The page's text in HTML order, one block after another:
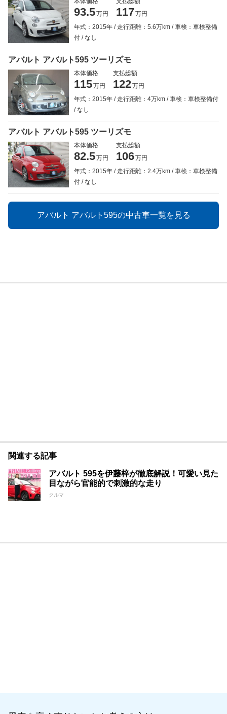
93.5万円 117万円
年式：2015年
走行距離：5.6万km
車検：車検整備
付
なし
アバルト アバルト595 ツーリズモ
本体価格
115万円
支払総額
122万円
年式：2015年
走行距離：4万km
車検：車検整備付
なし
アバルト アバルト595 ツーリズモ
本体価格
82.5万円
支払総額
106万円
年式：2015年
走行距離：2.4万km
車検：車検整備
付
なし
アバルト アバルト595の中古車一覧を見る
関連する記事
アバルト 595を伊藤梓が徹底解説！可愛い見た
目ながら官能的で刺激的な走り
クルマ